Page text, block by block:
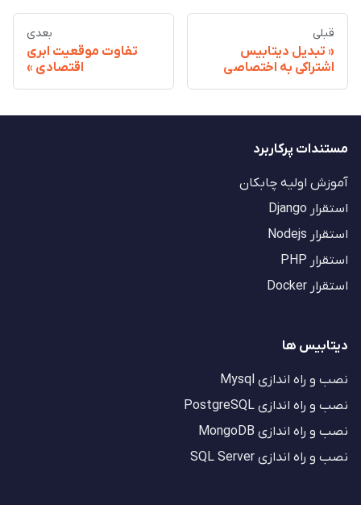
قبلی
تبدیل دیتابیس
اشتراکی به اختصاصی
بعدی
تفاوت موقعیت ابری
اقتصادی
مستندات پرکاربرد
آموزش اولیه چابکان
استقرار Django
استقرار Nodejs
استقرار PHP
استقرار Docker
دیتابیس ها
نصب و راه اندازی Mysql
نصب و راه اندازی PostgreSQL
نصب و راه اندازی MongoDB
نصب و راه اندازی SQL Server